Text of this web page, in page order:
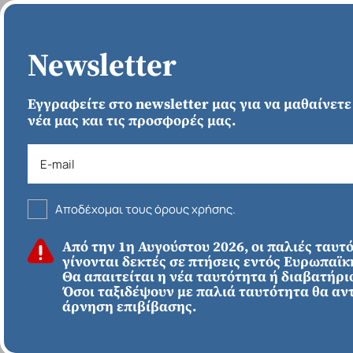
Newsletter
Εγγραφείτε στο newsletter μας για να
νέα μας και τις προσφορές μας.
Αποδέχομαι τους όρους χρήσης.
Από την 1η Αυγούστου 2026, οι παλιές
γίνονται δεκτές σε πτήσεις εντός
Θα απαιτείται η νέα ταυτότητα ή
Όσοι ταξιδέψουν με παλιά ταυτότητα θα
άρνηση επιβίβασης.
Απευθείας απο
Ηράκλειο
Εκτός Ευρώπης
ΕΥΡΩΠΗ
Μπένελουξ